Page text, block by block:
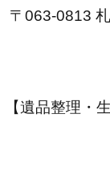
〒063-0813
【遺品整理・